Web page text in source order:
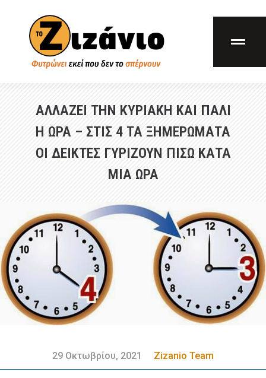
ΑΛΛΑΖΕΙ ΤΗΝ ΚΥΡΙΑΚΗ ΚΑΙ ΠΑΛΙ
Η ΩΡΑ – ΣΤΙΣ 4 ΤΑ ΞΗΜΕΡΩΜΑΤΑ
ΟΙ ΔΕΙΚΤΕΣ ΓΥΡΙΖΟΥΝ ΠΙΣΩ ΚΑΤΑ
ΜΙΑ ΩΡΑ
29 Οκτωβρίου, 2021 Zizanio Team